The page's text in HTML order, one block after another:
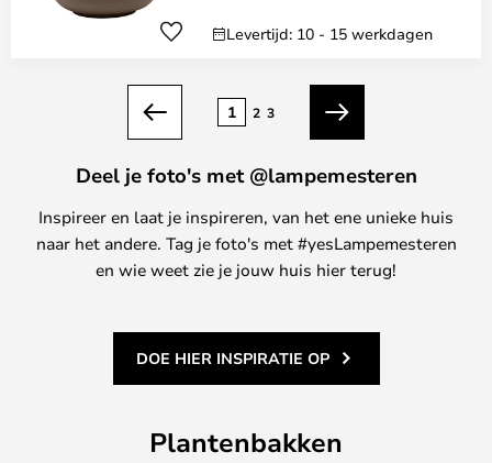
Levertijd: 10 - 15 werkdagen
Vorige
1 2 3
Volgende
Deel je foto's met @lampemesteren
Inspireer en laat je inspireren, van het ene unieke huis
naar het andere. Tag je foto's met #yesLampemesteren
en wie weet zie je jouw huis hier terug!
DOE HIER INSPIRATIE OP
Plantenbakken